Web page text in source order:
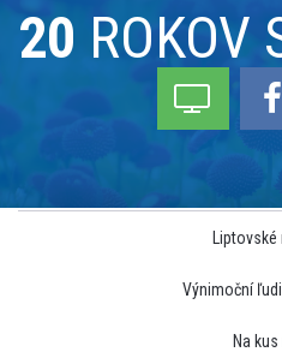
20 ROKOV
Výnimoční
Na kus